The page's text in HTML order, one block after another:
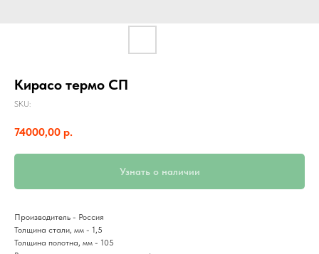
Кирасо термо СП
SKU:
74000,00 р.
Узнать о наличии
Производитель - Россия
Толщина стали, мм - 1,5
Толщина полотна, мм - 105